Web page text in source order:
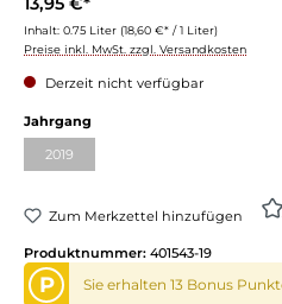
Inhalt: 0.75 Liter (18,60 €* / 1 Liter)
Preise inkl. MwSt. zzgl. Versandkosten
Derzeit nicht verfügbar
Jahrgang
2019(Diese Option ist zurzeit nicht
Zum Merkzettel hinzufügen
Produktnummer: 401543-19
P Sie erhalten 13 Bonus